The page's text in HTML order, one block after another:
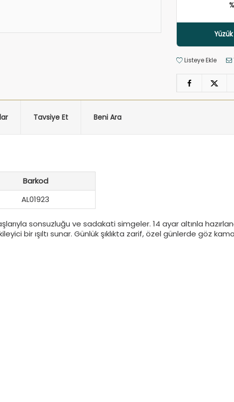
Listeye Ekle
Tavsiye Et Beni Ara
Barkod
AL01923
sonsuzluğu ve sadakati simgeler. 14 ayar altınla
bir ışıltı sunar. Günlük şıklıkta zarif, özel günlerde göz